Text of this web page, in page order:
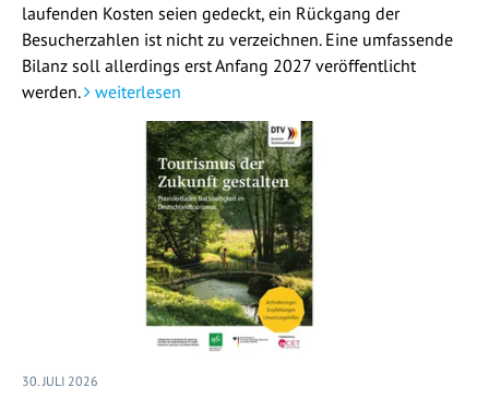
laufenden Kosten seien gedeckt, ein Rückgang der
Besucherzahlen ist nicht zu verzeichnen. Eine umfassende
Bilanz soll allerdings erst Anfang 2027 veröffentlicht
werden.
weiterlesen
30. JULI 2026